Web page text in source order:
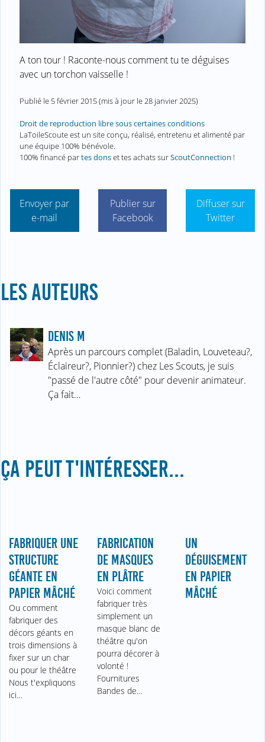
A ton tour ! Raconte-nous comment tu te déguises
avec un torchon vaisselle !
Publié le 5 février 2015(mis à jour le28 janvier 2025)
Droit de reproduction libre sous certaines conditions
LaToileScoute est un site conçu, réalisé, entretenu et alimenté par
une équipe 100% bénévole.
100% financé partes donset tes achats surScoutConnection !
Envoyer par
e-mail
Publier sur
Facebook
Diffuser sur
Twitter
LES AUTEURS
DENIS M
Après un parcours complet (Baladin, Louveteau?,
Éclaireur?, Pionnier?) chez Les Scouts, je suis
"passé de l'autre côté" pour devenir animateur.
Ça fait…
ÇA PEUT T'INTÉRESSER...
FABRIQUER UNE
STRUCTURE
GÉANTE EN
PAPIER MÂCHÉ
Ou comment
fabriquer des
décors géants en
trois dimensions à
fixer sur un char
ou pour le théâtre
Nous t'expliquons
ici…
FABRICATION
DE MASQUES
EN PLÂTRE
Voici comment
fabriquer très
simplement un
masque blanc de
théâtre qu'on
pourra décorer à
volonté !
Fournitures
Bandes de…
UN
DÉGUISEMENT
EN PAPIER
MÂCHÉ